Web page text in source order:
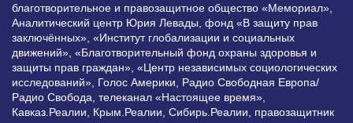
благотворительное и правозащитное общество «Мемориал»,
Аналитический центр Юрия Левады, фонд «В защиту прав
заключённых», «Институт глобализации и социальных
движений», «Благотворительный фонд охраны здоровья и
защиты прав граждан», «Центр независимых социологических
исследований», Голос Америки, Радио Свободная Европа/
Радио Свобода, телеканал «Настоящее время»,
Кавказ.Реалии, Крым.Реалии, Сибирь.Реалии, правозащитник